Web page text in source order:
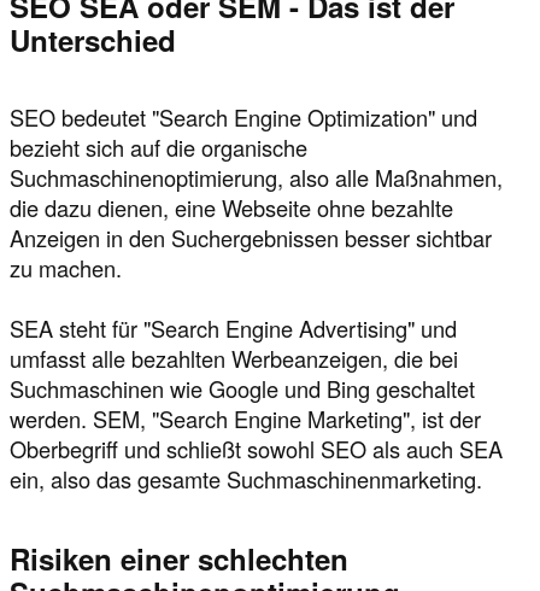
Unterschied
SEO bedeutet "Search Engine Optimization" und
bezieht sich auf die organische
Suchmaschinenoptimierung, also alle Maßnahmen,
die dazu dienen, eine Webseite ohne bezahlte
Anzeigen in den Suchergebnissen besser sichtbar
zu machen.
SEA steht für "Search Engine Advertising" und
umfasst alle bezahlten Werbeanzeigen, die bei
Suchmaschinen wie Google und Bing geschaltet
werden. SEM, "Search Engine Marketing", ist der
Oberbegriff und schließt sowohl SEO als auch SEA
ein, also das gesamte Suchmaschinenmarketing.
Risiken einer schlechten